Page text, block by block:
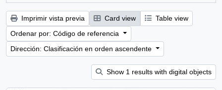
Imprimir vista previa Card view
Table view
Ordenar por: Código de referencia
Dirección: Clasificación en orden ascendente
Show 1 results with digital objects